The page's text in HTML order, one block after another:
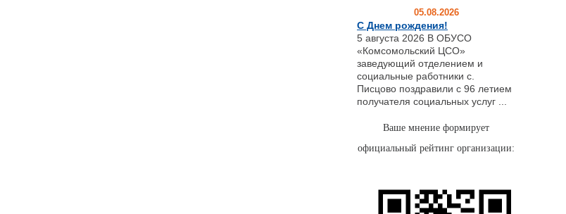
05.08.2026
С Днем рождения!
5 августа 2026 В ОБУСО
«Комсомольский ЦСО»
заведующий отделением и
социальные работники с.
Писцово поздравили с 96 летием
получателя социальных услуг ...
Ваше мнение формирует
официальный рейтинг организации: